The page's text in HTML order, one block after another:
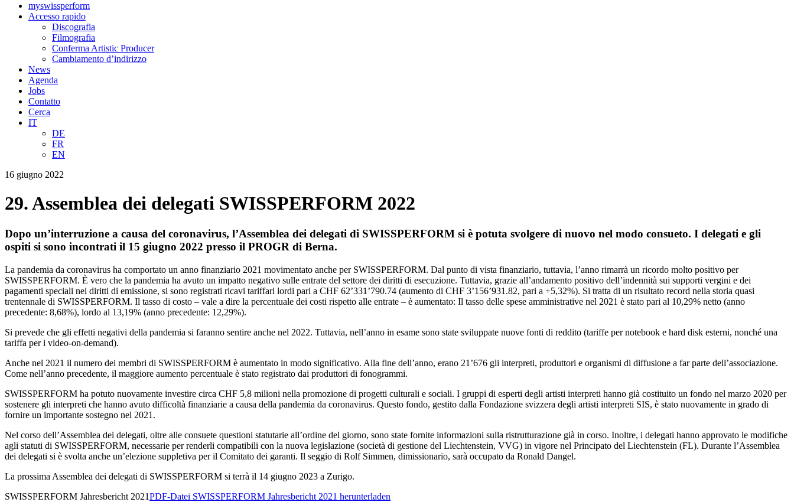
myswissperform
Accesso rapido
Discografia
Filmografia
Conferma Artistic Producer
Cambiamento d’indirizzo
News
Agenda
Jobs
Contatto
Cerca
IT
DE
FR
EN
16 giugno 2022
29. Assemblea dei delegati SWISSPERFORM 2022
Dopo un’interruzione a causa del coronavirus, l’Assemblea dei delegati di SWISSPERFORM si è potuta svolgere di nuovo nel modo consueto. I delegati e gli
ospiti si sono incontrati il 15 giugno 2022 presso il PROGR di Berna.
La pandemia da coronavirus ha comportato un anno finanziario 2021 movimentato anche per SWISSPERFORM. Dal punto di vista finanziario, tuttavia, l’anno rimarrà un ricordo molto positivo per
SWISSPERFORM. È vero che la pandemia ha avuto un impatto negativo sulle entrate del settore dei diritti di esecuzione. Tuttavia, grazie all’andamento positivo dell’indennità sui supporti vergini e dei
pagamenti speciali nei diritti di emissione, si sono registrati ricavi tariffari lordi pari a CHF 62’331’790.74 (aumento di CHF 3’156’931.82, pari a +5,32%). Si tratta di un risultato record nella storia quasi
trentennale di SWISSPERFORM. Il tasso di costo – vale a dire la percentuale dei costi rispetto alle entrate – è aumentato: Il tasso delle spese amministrative nel 2021 è stato pari al 10,29% netto (anno
precedente: 8,68%), lordo al 13,19% (anno precedente: 12,29%).
Si prevede che gli effetti negativi della pandemia si faranno sentire anche nel 2022. Tuttavia, nell’anno in esame sono state sviluppate nuove fonti di reddito (tariffe per notebook e hard disk esterni, nonché una
tariffa per i video-on-demand).
Anche nel 2021 il numero dei membri di SWISSPERFORM è aumentato in modo significativo. Alla fine dell’anno, erano 21’676 gli interpreti, produttori e organismi di diffusione a far parte dell’associazione.
Come nell’anno precedente, il maggiore aumento percentuale è stato registrato dai produttori di fonogrammi.
SWISSPERFORM ha potuto nuovamente investire circa CHF 5,8 milioni nella promozione di progetti culturali e sociali. I gruppi di esperti degli artisti interpreti hanno già costituito un fondo nel marzo 2020 per
sostenere gli interpreti che hanno avuto difficoltà finanziarie a causa della pandemia da coronavirus. Questo fondo, gestito dalla Fondazione svizzera degli artisti interpreti SIS, è stato nuovamente in grado di
fornire un importante sostegno nel 2021.
Nel corso dell’Assemblea dei delegati, oltre alle consuete questioni statutarie all’ordine del giorno, sono state fornite informazioni sulla ristrutturazione già in corso. Inoltre, i delegati hanno approvato le modifiche
agli statuti di SWISSPERFORM, necessarie per renderli compatibili con la nuova legislazione (società di gestione del Liechtenstein, VVG) in vigore nel Principato del Liechtenstein (FL). Durante l’Assemblea
dei delegati si è svolta anche un’elezione suppletiva per il Comitato dei garanti. Il seggio di Rolf Simmen, dimissionario, sarà occupato da Ronald Dangel.
La prossima Assemblea dei delegati di SWISSPERFORM si terrà il 14 giugno 2023 a Zurigo.
SWISSPERFORM Jahresbericht 2021PDF-Datei SWISSPERFORM Jahresbericht 2021 herunterladen